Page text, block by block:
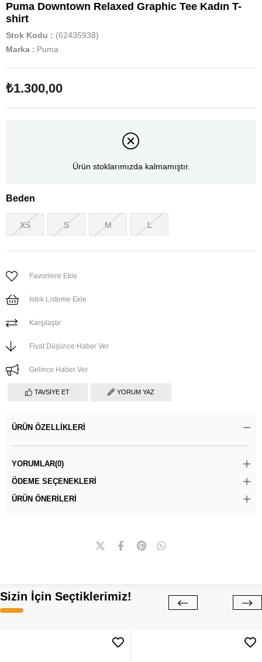
Puma Downtown Relaxed Graphic Tee Kadın T-
shirt
Stok Kodu
(62435938)
Marka : Puma
₺1.300,00
Ürün stoklarımızda kalmamıştır.
Beden
XS S M L
Favorilere Ekle
İstek Listeme Ekle
Karşılaştır
Fiyat Düşünce Haber Ver
Gelince Haber Ver
TAVSIYE ET YORUM YAZ
ÜRÜN ÖZELLIKLERI
YORUMLAR(0)
ÖDEME SEÇENEKLERI
ÜRÜN ÖNERILERI
Sizin İçin Seçtiklerimiz!